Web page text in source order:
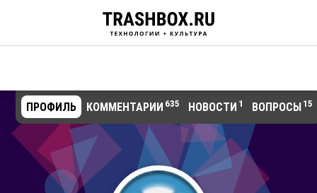
ПРОФИЛЬ КОММЕНТАРИИ 635 НОВОСТИ 1 ВОПРОСЫ 15